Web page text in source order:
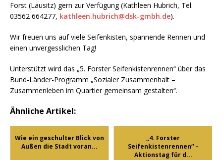
Forst (Lausitz) gern zur Verfügung (Kathleen Hubrich, Tel.
03562 664277, kathleen.hubrich@dsk-gmbh.de).
Wir freuen uns auf viele Seifenkisten, spannende Rennen und
einen unvergesslichen Tag!
Unterstützt wird das „5. Forster Seifenkistenrennen“ über das
Bund-Länder-Programm „Sozialer Zusammenhalt –
Zusammenleben im Quartier gemeinsam gestalten“.
Ähnliche Artikel:
Wie ein geschulter Blick von
Außen die Stadt voran...
„4. Forster
Seifenkistenrennen“ –
Aktionstag für d...